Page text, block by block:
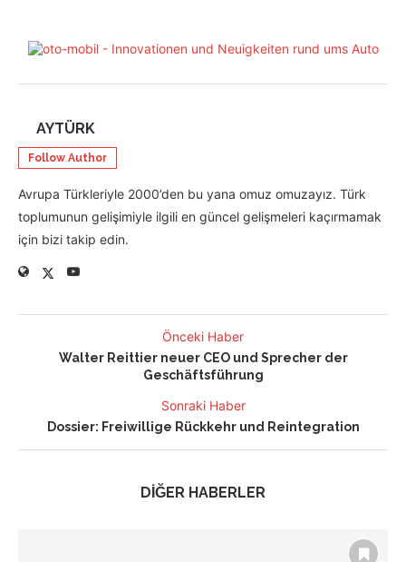
AYTÜRK
Follow Author
Avrupa Türkleriyle 2000’den bu yana omuz omuzayız. Türk
toplumunun gelişimiyle ilgili en güncel gelişmeleri kaçırmamak
için bizi takip edin.
Önceki Haber
Walter Reittier neuer CEO und Sprecher der
Geschäftsführung
Sonraki Haber
Dossier: Freiwillige Rückkehr und Reintegration
DİĞER HABERLER